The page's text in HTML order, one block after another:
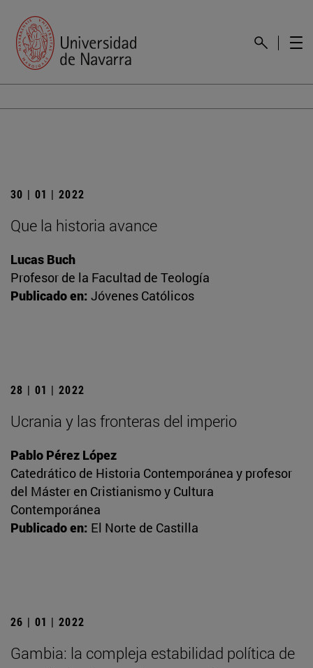
30 | 01 | 2022
Que la historia avance
Lucas Buch
Profesor de la Facultad de Teología
Publicado en: Jóvenes Católicos
28 | 01 | 2022
Ucrania y las fronteras del imperio
Pablo Pérez López
Catedrático de Historia Contemporánea y profesor
del Máster en Cristianismo y Cultura
Contemporánea
Publicado en: El Norte de Castilla
26 | 01 | 2022
Gambia: la compleja estabilidad política de